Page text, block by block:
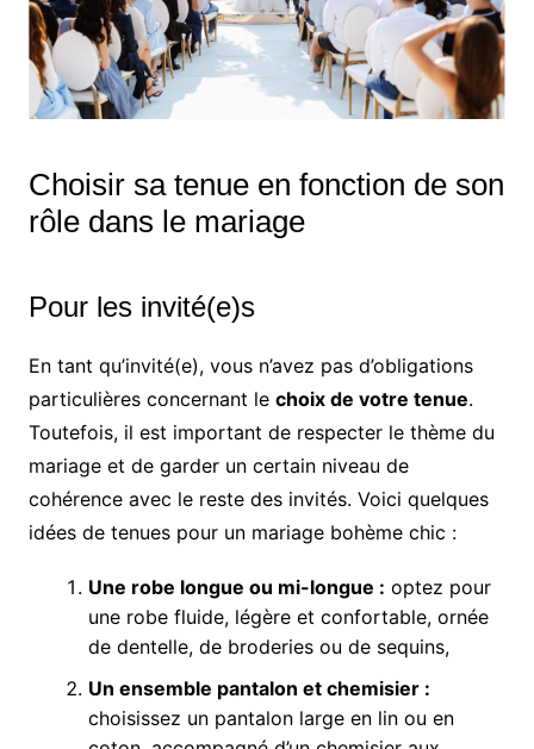
Choisir sa tenue en fonction de son
rôle dans le mariage
Pour les invité(e)s
En tant qu’invité(e), vous n’avez pas d’obligations
particulières concernant le choix de votre tenue.
Toutefois, il est important de respecter le thème du
mariage et de garder un certain niveau de
cohérence avec le reste des invités. Voici quelques
idées de tenues pour un mariage bohème chic :
Une robe longue ou mi-longue : optez pour
une robe fluide, légère et confortable, ornée
de dentelle, de broderies ou de sequins,
Un ensemble pantalon et chemisier :
choisissez un pantalon large en lin ou en